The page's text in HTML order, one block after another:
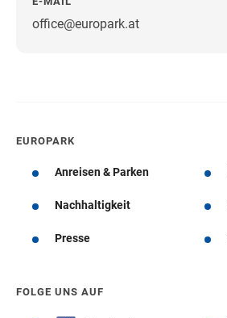
office@europark.atWegbeschreibung
EUROPARK
Anreisen & Parken
Nachhaltigkeit
Presse
FOLGE UNS AUF